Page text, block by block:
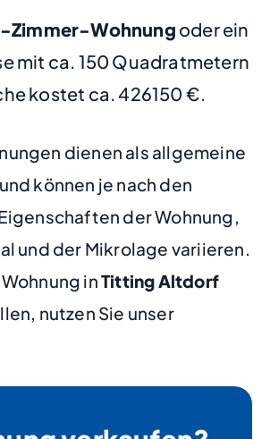
Zimmer-Wohnung oder ein
mit ca. 150 Quadratmetern
kostet ca. 426150 €.
dienen als allgemeine
können je nach den
der Wohnung,
und der Mikrolage variieren.
inTitting Altdorf
nutzen Sie unser